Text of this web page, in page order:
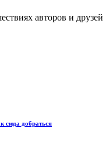
авторов и друзей
сюда добраться